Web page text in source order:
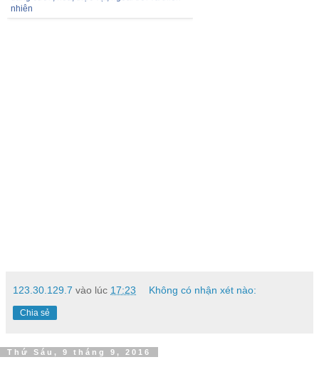
123.30.129.7 vào lúc 17:23 Không có nhận xét nào:
Chia sẻ
Thứ Sáu, 9 tháng 9, 2016